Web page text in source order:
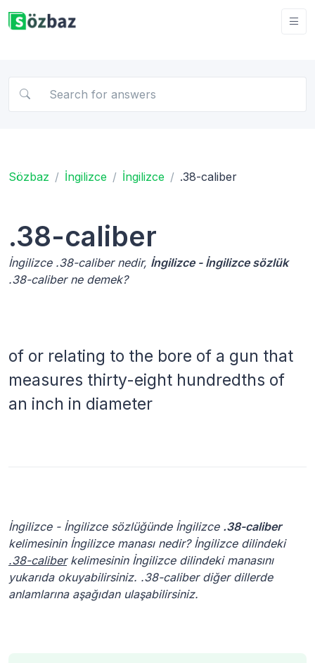
Sözbaz İngilizce İngilizce .38-caliber
.38-caliber
İngilizce .38-caliber nedir, İngilizce - İngilizce sözlük
.38-caliber ne demek?
of or relating to the bore of a gun that
measures thirty-eight hundredths of
an inch in diameter
İngilizce - İngilizce sözlüğünde İngilizce .38-caliber
kelimesinin İngilizce manası nedir? İngilizce dilindeki
.38-caliberkelimesinin İngilizce dilindeki manasını
yukarıda okuyabilirsiniz. .38-caliber diğer dillerde
anlamlarına aşağıdan ulaşabilirsiniz.